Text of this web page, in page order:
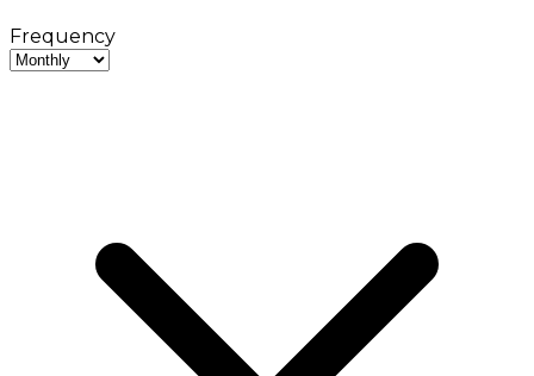
Frequency